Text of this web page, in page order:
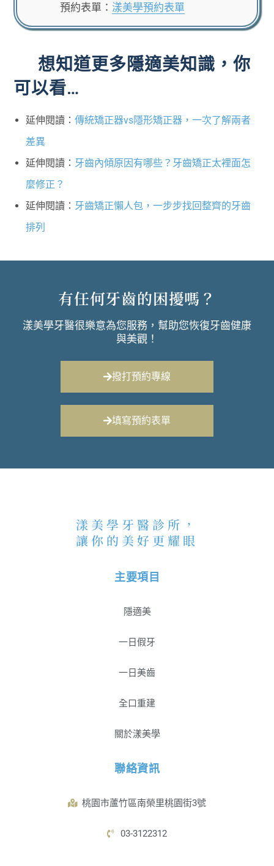
預約表單： 漾美學預約表單
想知道更多隱適美知識，你
可以看…
延伸閱讀：傳統矯正器vs隱形矯正器，一次了解兩者
差異
延伸閱讀： 牙齒內傾原因有哪些？牙齒矯正太裡面怎
麼修正？
延伸閱讀： 牙齒矯正懶人包，一步步找回整齊的牙齒
排列
有任何牙齒的困擾嗎？
漾美學牙醫很樂意為您服務，幫助您恢復牙齒健康
與美觀！
撥打預約專線
填寫預約表單
漾美學牙醫診所，
讓你的美好更耀眼
主要項目
隱適美
一日假牙
一日美齒
全口重建
關於漾美學
聯絡資訊
桃園市蘆竹區南榮里桃園街3號
03-3122312